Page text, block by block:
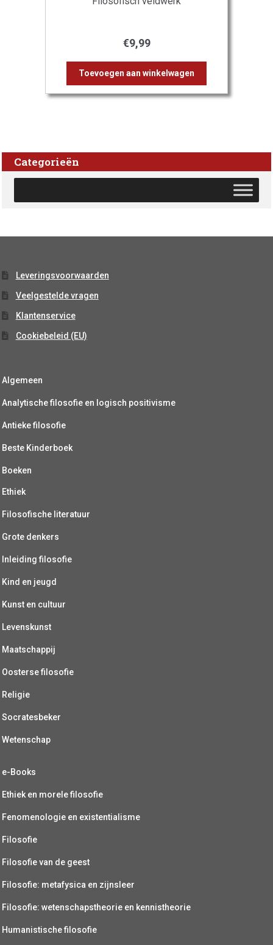
€9,99
Toevoegen aan winkelwagen
Categorieën
Leveringsvoorwaarden
Veelgestelde vragen
Klantenservice
Cookiebeleid (EU)
Algemeen
Analytische filosofie en logisch positivisme
Antieke filosofie
Beste Kinderboek
Boeken
Ethiek
Filosofische literatuur
Grote denkers
Inleiding filosofie
Kind en jeugd
Kunst en cultuur
Levenskunst
Maatschappij
Oosterse filosofie
Religie
Socratesbeker
Wetenschap
e-Books
Ethiek en morele filosofie
Fenomenologie en existentialisme
Filosofie
Filosofie van de geest
Filosofie: metafysica en zijnsleer
Filosofie: wetenschapstheorie en kennistheorie
Humanistische filosofie